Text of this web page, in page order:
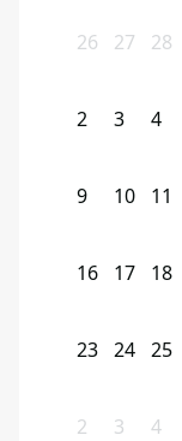
26 27 28
2 3 4
9 10 11
16 17 18
23 24 25
2 3 4